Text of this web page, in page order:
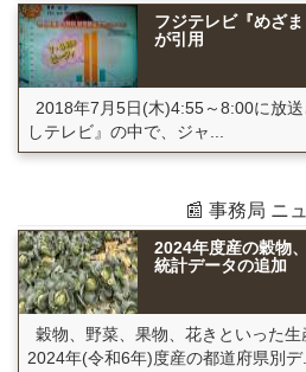
フジテレビ『めざ
が引用
2018年7月5日(木)4:55～8:00に放
しテレビ』の中で、ジャ...
📰 事務局 ニ
2024年度産の穀物
統計データの追加
穀物、野菜、果物、花きといった生
2024年(令和6年)度産の都道府県別デ...